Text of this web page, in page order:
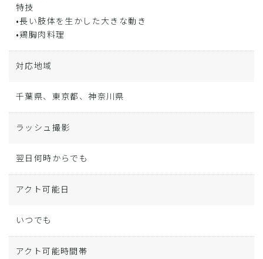
特技
•長い肢体を生かした大きな動き
•鶏胸肉料理
対応地域
千葉県、東京都、神奈川県
ラッシュ撮影
翌日何時からでも
アクト可能日
いつでも
アクト可能時間帯